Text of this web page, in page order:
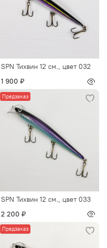
SPN Тихвин 12 см., цвет 032
1 900 ₽
Предзаказ
SPN Тихвин 12 см., цвет 033
2 200 ₽
Предзаказ